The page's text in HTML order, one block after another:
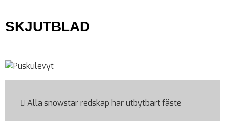
SKJUTBLAD
Alla snowstar redskap har utbytbart fäste